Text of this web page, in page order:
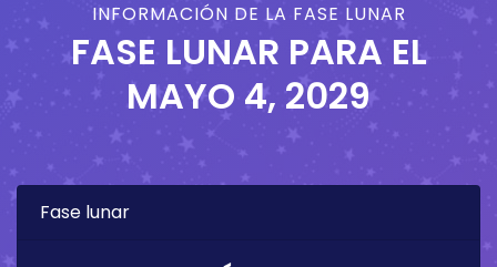
INFORMACIÓN DE LA FASE LUNAR
FASE LUNAR PARA EL
MAYO 4, 2029
Fase lunar